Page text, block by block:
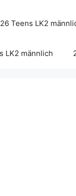
Teens LK2
LK2 männlich